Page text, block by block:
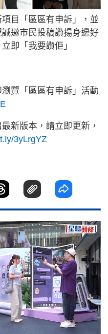
目「區區有申訴」，並
邀市民投稿讚揚身邊好
即「我要讚佢」
覽「區區有申訴」活動
新版本，請立即更新，
3yLrgYZ